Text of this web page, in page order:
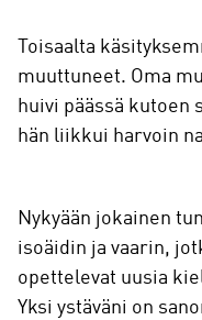
Toisaalta
muuttuneet. Oma
huivi päässä kutoen
hän liikkui harvoin
Nykyään jokainen
isoäidin ja vaarin,
opettelevat uusia
Yksi ystäväni on